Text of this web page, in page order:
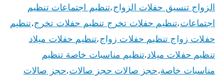
الزواج تنسيق حفلات الزواج،تنظيم اجتماعات تنظيم
اجتماعات،تنظيم حفلات تخرج تنظيم حفلات تخرج،تنظيم
حفلات زواج تنظيم حفلات زواج،تنظيم حفلات ميلاد
تنظيم حفلات ميلاد،تنظيم مناسبات خاصة تنظيم
مناسبات خاصة،حجز صالات حجز صالات،حجز صالات